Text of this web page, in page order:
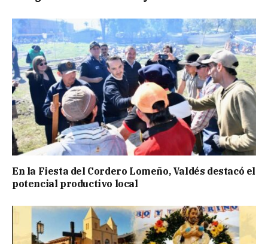
En la Fiesta del Cordero Lomeño, Valdés destacó el
potencial productivo local